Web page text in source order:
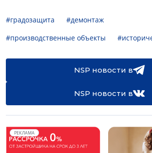
#градозащита
#демонтаж
#производственные объекты
NSP новости в
NSP новости в
РЕКЛАМА